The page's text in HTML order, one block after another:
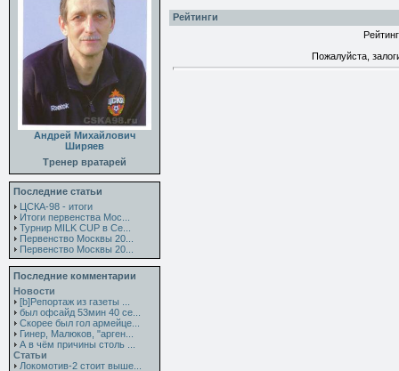
Андрей Михайлович
Ширяев
Тренер вратарей
Последние статьи
ЦСКА-98 - итоги
Итоги первенства Мос...
Турнир MILK CUP в Се...
Первенство Москвы 20...
Первенство Москвы 20...
Последние комментарии
Новости
[b]Репортаж из газеты ...
был офсайд 53мин 40 се...
Скорее был гол армейце...
Гинер, Малюков, "арген...
А в чём причины столь ...
Статьи
Локомотив-2 стоит выше...
Рейтинги
Пожалуйста,